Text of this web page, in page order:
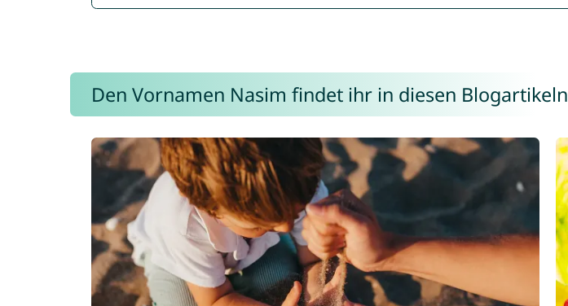
Den Vornamen Nasim findet ihr in diesen Blogartikeln